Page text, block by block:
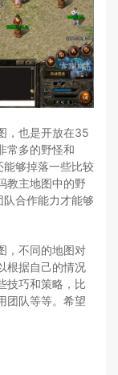
，也是开放在35
常多的野怪和
能够掉落一些比较
教主地图中的野
合作能力才能够
，不同的地图对
根据自己的情况
技巧和策略，比
团队等等。希望